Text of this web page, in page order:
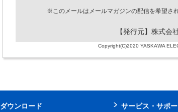
※このメールはメールマガジンの配信を希望さ
【発行元】株式会
Copyright(C)2020 YASKAWA
ダウンロード サービス・サポー